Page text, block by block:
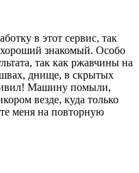
в этот сервис, так
знакомый. Особо
так как ржавчины на
днище, в скрытых
Машину помыли,
везде, куда только
меня на повторную